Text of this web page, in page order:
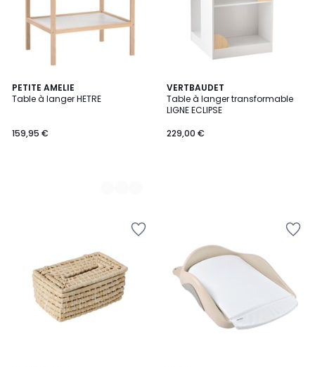
PETITE AMELIE
Table à langer HETRE
159,95 €
2
Couleurs
VERTBAUDET
Table à langer transformable
LIGNE ECLIPSE
229,00 €